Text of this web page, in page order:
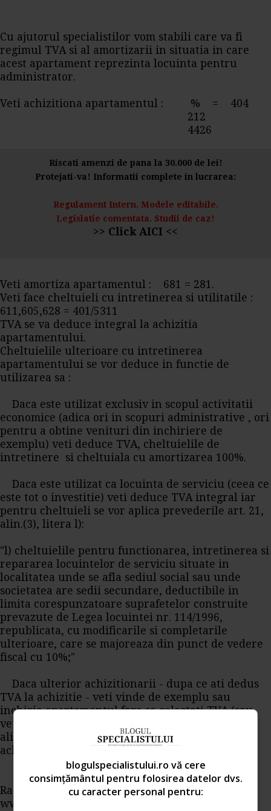
Cu ajutorul specialistilor vom stabili care va fi
regimul TVA si al amortizarii in situatia in care
acest apartament reprezinta locuinta pentru
administrator.
Veti achizitiona apartamentul : % = 404
212
4426
Riscati amenzi de pana la 30.000 de lei!
Protejati-va! Informatii complete in lucrarea:
Regulament Intern. Modele editabile.
Legislatie comentata. Studii de caz!
>> Click AICI <<
Veti amortiza apartamentul : 681 = 281.
Veti face cheltuieli cu intretinerea si utilitatile :
611,605,628 = 401/5311
TVA se va deduce integral la achizitia
apartamentului.
Cheltuielile ulterioare cu intretinerea
apartamentului se vor deduce in functie de
utilizarea sa :
Daca este utilizat exclusiv in scopul activitatii
economice (adica ori in scopuri administrative , ori
pentru a obtine venituri din inchiriere de
exemplu) veti deduce TVA, cheltuielile de
intretinere si cheltuiala cu amortizarea 100%.
Daca este utilizat ca locuinta de serviciu (ceea ce
este tot o investitie) veti deduce TVA integral iar
pentru cheltuieli se vor aplica prevederile art. 21,
alin.(3), litera l):
"l) cheltuielile pentru functionarea, intretinerea si
repararea locuintelor de serviciu situate in
localitatea unde se afla sediul social sau unde
societatea are sedii secundare, deductibile in
limita corespunzatoare suprafetelor construite
prevazute de Legea locuintei nr. 114/1996,
republicata, cu modificarile si completarile
ulterioare, care se majoreaza din punct de vedere
fiscal cu 10%;"
Daca ulterior achizitionarii - dupa ce ati dedus
TVA la achizitie - veti vinde de exemplu sau
inchiria apartamentul fara sa colectati TVA (sau
veti fi in una din situatiile prevazuta la art. 149,
alin. (4)), aveti obligatia sa ajustati TVA dedus la
achizitie conform art. 149 din Codul fiscal.
Raspuns oferit de specialistii
www.portalcontabilitate.ro
blogulspecialistului.ro vă cere
consimțământul pentru folosirea datelor dvs.
cu caracter personal pentru: